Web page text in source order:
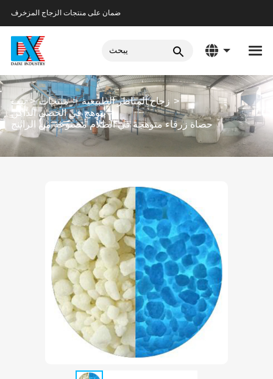
ضمان على منتجات الزجاج المزخرف
بيت منتجات
زجاج المناظر الطبيعية
يتوهج في الحصى الداكن
حصاة زرقاء متوهجة في الظلام مصنوعة من الراتنج